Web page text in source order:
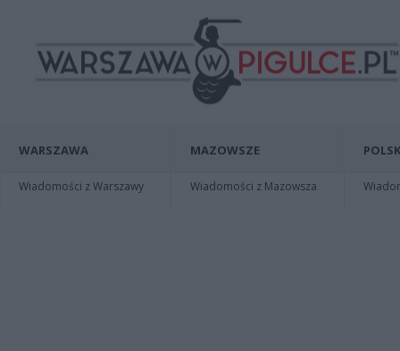
WARSZAWA
Wiadomości z Warszawy
MAZOWSZE
Wiadomości z Mazowsza